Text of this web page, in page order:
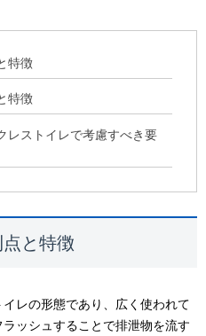
特徴
特徴
レストイレで考慮すべき要
と特徴
レの形態であり、広く使われて
ッシュすることで排泄物を流す